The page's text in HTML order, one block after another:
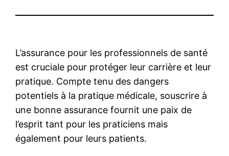
L’assurance pour les professionnels de santé
est cruciale pour protéger leur carrière et leur
pratique. Compte tenu des dangers
potentiels à la pratique médicale, souscrire à
une bonne assurance fournit une paix de
l’esprit tant pour les praticiens mais
également pour leurs patients.